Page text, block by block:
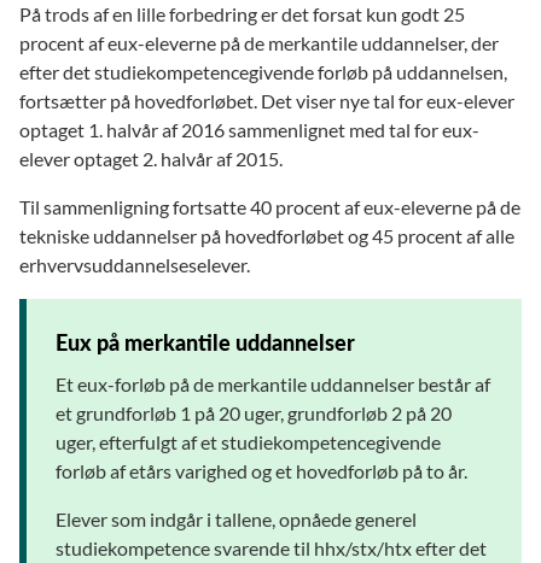
På trods af en lille forbedring er det forsat kun godt 25
procent af eux-eleverne på de merkantile uddannelser, der
efter det studiekompetencegivende forløb på uddannelsen,
fortsætter på hovedforløbet. Det viser nye tal for eux-elever
optaget 1. halvår af 2016 sammenlignet med tal for eux-
elever optaget 2. halvår af 2015.
Til sammenligning fortsatte 40 procent af eux-eleverne på de
tekniske uddannelser på hovedforløbet og 45 procent af alle
erhvervsuddannelseselever.
Eux på merkantile uddannelser
Et eux-forløb på de merkantile uddannelser består af
et grundforløb 1 på 20 uger, grundforløb 2 på 20
uger, efterfulgt af et studiekompetencegivende
forløb af etårs varighed og et hovedforløb på to år.
Elever som indgår i tallene, opnåede generel
studiekompetence svarende til hhx/stx/htx efter det